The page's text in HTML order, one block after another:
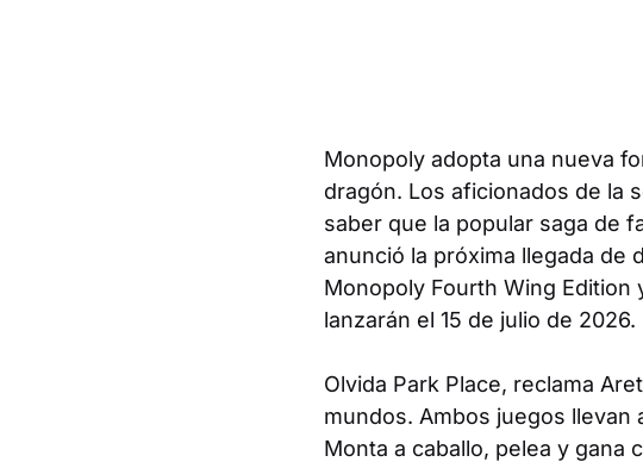
Monopoly adopta una nueva
dragón. Los aficionados de la
saber que la popular saga de
anunció la próxima llegada de
Monopoly Fourth Wing Edition
lanzarán el 15 de julio de 2026.
Olvida Park Place, reclama
mundos. Ambos juegos llevan
Monta a caballo, pelea y gana